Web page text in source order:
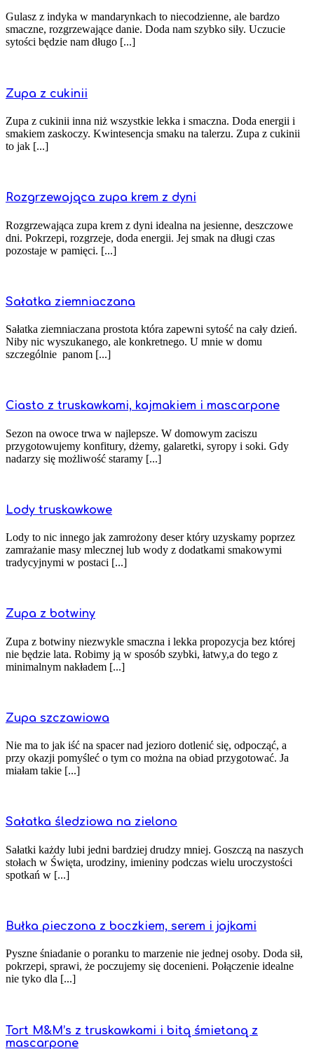
Gulasz z indyka w mandarynkach to niecodzienne, ale bardzo
smaczne, rozgrzewające danie. Doda nam szybko siły. Uczucie
sytości będzie nam długo [...]
Zupa z cukinii
Zupa z cukinii inna niż wszystkie lekka i smaczna. Doda energii i
smakiem zaskoczy. Kwintesencja smaku na talerzu. Zupa z cukinii
to jak [...]
Rozgrzewająca zupa krem z dyni
Rozgrzewająca zupa krem z dyni idealna na jesienne, deszczowe
dni. Pokrzepi, rozgrzeje, doda energii. Jej smak na długi czas
pozostaje w pamięci. [...]
Sałatka ziemniaczana
Sałatka ziemniaczana prostota która zapewni sytość na cały dzień.
Niby nic wyszukanego, ale konkretnego. U mnie w domu
szczególnie panom [...]
Ciasto z truskawkami, kajmakiem i mascarpone
Sezon na owoce trwa w najlepsze. W domowym zaciszu
przygotowujemy konfitury, dżemy, galaretki, syropy i soki. Gdy
nadarzy się możliwość staramy [...]
Lody truskawkowe
Lody to nic innego jak zamrożony deser który uzyskamy poprzez
zamrażanie masy mlecznej lub wody z dodatkami smakowymi
tradycyjnymi w postaci [...]
Zupa z botwiny
Zupa z botwiny niezwykle smaczna i lekka propozycja bez której
nie będzie lata. Robimy ją w sposób szybki, łatwy,a do tego z
minimalnym nakładem [...]
Zupa szczawiowa
Nie ma to jak iść na spacer nad jezioro dotlenić się, odpocząć, a
przy okazji pomyśleć o tym co można na obiad przygotować. Ja
miałam takie [...]
Sałatka śledziowa na zielono
Sałatki każdy lubi jedni bardziej drudzy mniej. Goszczą na naszych
stołach w Święta, urodziny, imieniny podczas wielu uroczystości
spotkań w [...]
Bułka pieczona z boczkiem, serem i jajkami
Pyszne śniadanie o poranku to marzenie nie jednej osoby. Doda sił,
pokrzepi, sprawi, że poczujemy się docenieni. Połączenie idealne
nie tyko dla [...]
Tort M&M’s z truskawkami i bitą śmietaną z
mascarpone